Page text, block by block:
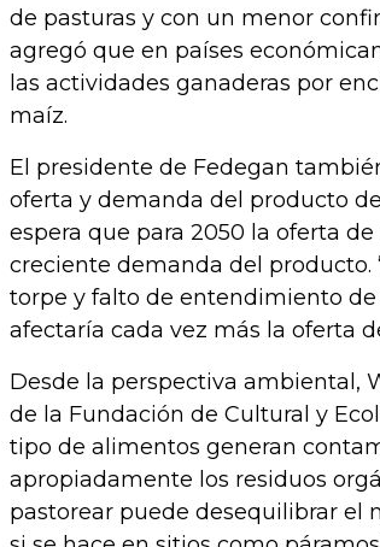
de pasturas y con un menor
agregó que en países
las actividades ganaderas por
maíz.
El presidente de Fedegan
oferta y demanda del producto
espera que para 2050 la oferta
creciente demanda del producto.
torpe y falto de entendimiento
afectaría cada vez más la oferta
Desde la perspectiva ambiental,
de la Fundación de Cultural y
tipo de alimentos generan
apropiadamente los residuos
pastorear puede desequilibrar el